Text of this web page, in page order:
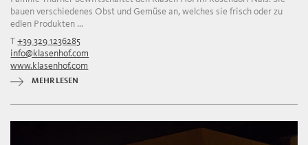
bauen verschiedenes Obst und Gemüse an, welches sie frisch oder zu
edlen Produkten ...
T+39 329 1236285
info@klasenhof.com
www.klasenhof.com
MEHR LESEN